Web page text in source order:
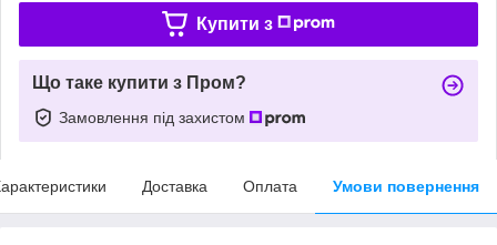
Купити з
Що таке купити з Пром?
Замовлення під захистом
Доставка Оплата Умови повернення